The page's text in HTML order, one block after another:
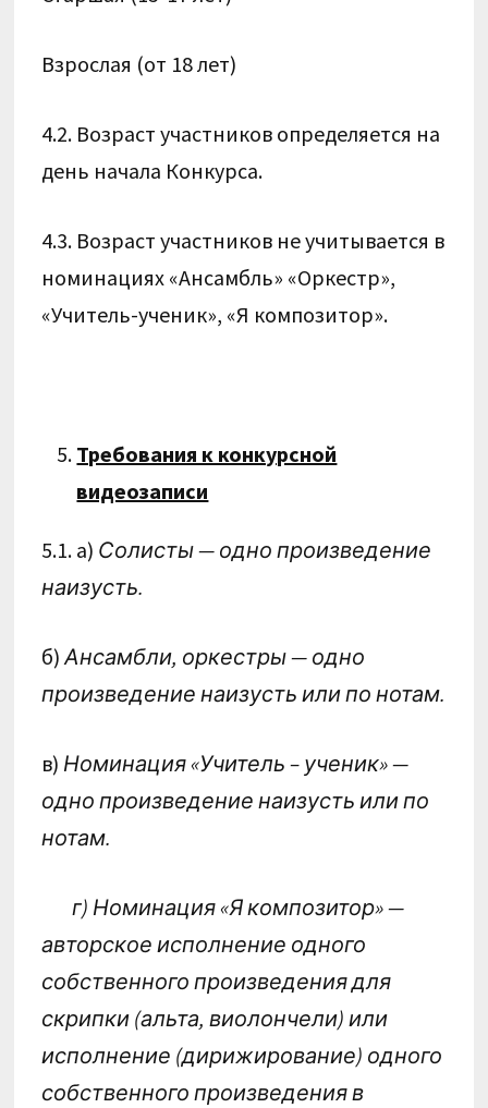
Взрослая (от 18 лет)
4.2. Возраст участников определяется на
день начала Конкурса.
4.3. Возраст участников не учитывается в
номинациях «Ансамбль» «Оркестр»,
«Учитель-ученик», «Я композитор».
Требования к конкурсной
видеозаписи
5.1. а) Солисты — одно произведение
наизусть.
б)Ансамбли, оркестры — одно
произведение наизусть или по нотам.
в) Номинация «Учитель – ученик» —
одно произведение наизусть или по
нотам.
г) Номинация «Я композитор» —
авторское исполнение одного
собственного произведения для
скрипки (альта, виолончели) или
исполнение (дирижирование) одного
собственного произведения в